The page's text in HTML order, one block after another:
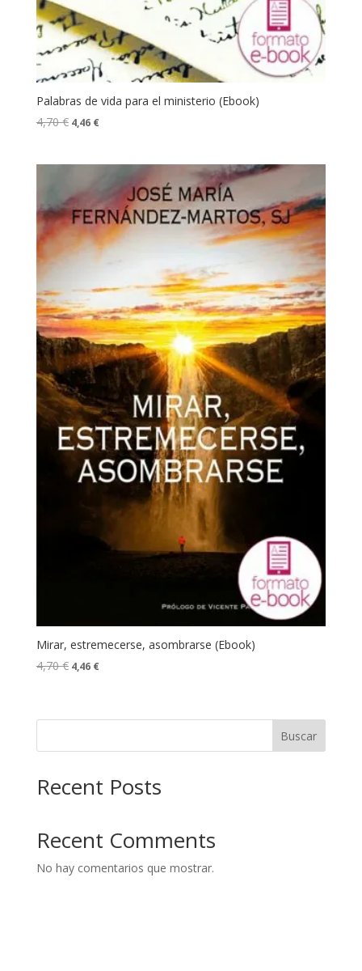
Palabras de vida para el ministerio (Ebook)
4,70€ 4,46 €
Mirar, estremecerse, asombrarse (Ebook)
4,70€ 4,46 €
Buscar
Recent Posts
Recent Comments
No hay comentarios que mostrar.